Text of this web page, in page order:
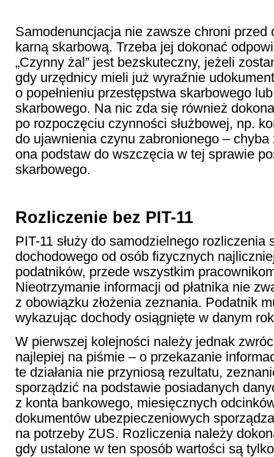
Samodenuncjacja nie zawsze chroni przed
karną skarbową. Trzeba jej dokonać
„Czynny żal” jest bezskuteczny, jeżeli
gdy urzędnicy mieli już wyraźnie
o popełnieniu przestępstwa skarbowego
skarbowego. Na nic zda się również
po rozpoczęciu czynności służbowej, np.
do ujawnienia czynu zabronionego – chyba
ona podstaw do wszczęcia w tej sprawie
skarbowego.
Rozliczenie bez PIT-11
PIT-11 służy do samodzielnego rozliczenia
dochodowego od osób fizycznych
podatników, przede wszystkim
Nieotrzymanie informacji od płatnika nie
z obowiązku złożenia zeznania. Podatnik
wykazując dochody osiągnięte w danym
W pierwszej kolejności należy jednak
najlepiej na piśmie – o przekazanie
te działania nie przyniosą rezultatu,
sporządzić na podstawie posiadanych
z konta bankowego, miesięcznych
dokumentów ubezpieczeniowych
na potrzeby ZUS. Rozliczenia należy
gdy ustalone w ten sposób wartości są